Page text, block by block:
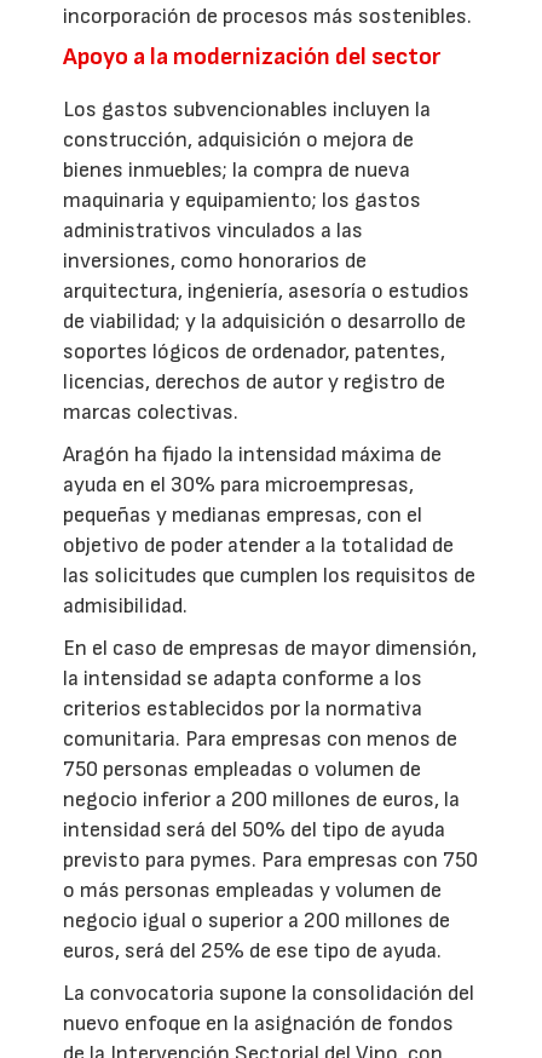
incorporación de procesos más sostenibles.
Apoyo a la modernización del sector
Los gastos subvencionables incluyen la
construcción, adquisición o mejora de
bienes inmuebles; la compra de nueva
maquinaria y equipamiento; los gastos
administrativos vinculados a las
inversiones, como honorarios de
arquitectura, ingeniería, asesoría o estudios
de viabilidad; y la adquisición o desarrollo de
soportes lógicos de ordenador, patentes,
licencias, derechos de autor y registro de
marcas colectivas.
Aragón ha fijado la intensidad máxima de
ayuda en el 30% para microempresas,
pequeñas y medianas empresas, con el
objetivo de poder atender a la totalidad de
las solicitudes que cumplen los requisitos de
admisibilidad.
En el caso de empresas de mayor dimensión,
la intensidad se adapta conforme a los
criterios establecidos por la normativa
comunitaria. Para empresas con menos de
750 personas empleadas o volumen de
negocio inferior a 200 millones de euros, la
intensidad será del 50% del tipo de ayuda
previsto para pymes. Para empresas con 750
o más personas empleadas y volumen de
negocio igual o superior a 200 millones de
euros, será del 25% de ese tipo de ayuda.
La convocatoria supone la consolidación del
nuevo enfoque en la asignación de fondos